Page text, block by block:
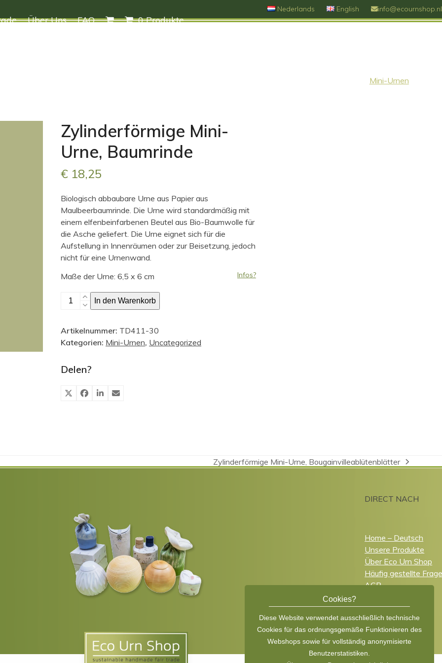
Nederlands English info@ecournshop.nl
Über Uns FAQ 0 Produkte
Mini-Urnen
Zylinderförmige Mini-
Urne, Baumrinde
€ 18,25
Biologisch abbaubare Urne aus Papier aus
Maulbeerbaumrinde. Die Urne wird standardmäßig mit
einem elfenbeinfarbenen Beutel aus Bio-Baumwolle für
die Asche geliefert. Die Urne eignet sich für die
Aufstellung in Innenräumen oder zur Beisetzung, jedoch
nicht für eine Urnenwand.
Infos?
Maße der Urne: 6,5 x 6 cm
Zylinderförmige
Baumrinde
Menge
In den Warenkorb
Artikelnummer: TD411-30
Kategorien: Mini-Urnen, Uncategorized
Delen?
Nächster
Zylinderförmige Mini-Urne, Bougainvilleablütenblätter
DIRECT NACH
Home – Deutsch
Unsere Produkte
Über Eco Urn Shop
Häufig gestellte
AGB
English
Cookies?
Diese Website verwendet ausschließlich technische
Cookies für das ordnungsgemäße Funktionieren des
Webshops sowie für vollständig anonymisierte
Benutzerstatistiken.